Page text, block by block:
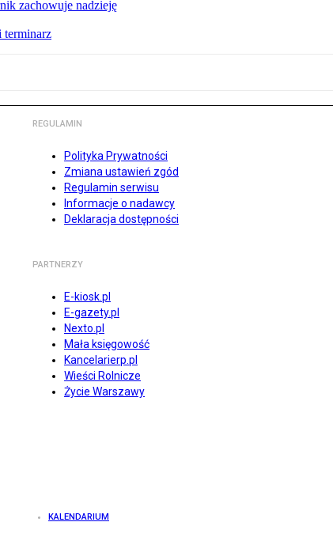
zachowuje nadzieję
terminarz
REGULAMIN
Polityka Prywatności
Zmiana ustawień zgód
Regulamin serwisu
Informacje o nadawcy
Deklaracja dostępności
PARTNERZY
E-kiosk.pl
E-gazety.pl
Nexto.pl
Mała księgowość
Kancelarierp.pl
Wieści Rolnicze
Życie Warszawy
KALENDARIUM